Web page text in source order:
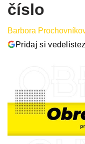
číslo
Barbora
Pridaj si